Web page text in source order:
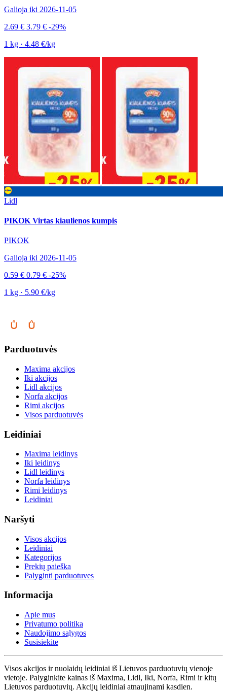
Galioja iki 2026-11-05
2.69 € 3.79 € -29%
1 kg · 4.48 €/kg
Lidl
PIKOK Virtas kiaulienos kumpis
PIKOK
Galioja iki 2026-11-05
0.59 € 0.79 € -25%
1 kg · 5.90 €/kg
Parduotuvės
Maxima akcijos
Iki akcijos
Lidl akcijos
Norfa akcijos
Rimi akcijos
Visos parduotuvės
Leidiniai
Maxima leidinys
Iki leidinys
Lidl leidinys
Norfa leidinys
Rimi leidinys
Leidiniai
Naršyti
Visos akcijos
Leidiniai
Kategorijos
Prekių paieška
Palyginti parduotuves
Informacija
Apie mus
Privatumo politika
Naudojimo sąlygos
Susisiekite
Visos akcijos ir nuolaidų leidiniai iš Lietuvos parduotuvių vienoje
vietoje. Palyginkite kainas iš Maxima, Lidl, Iki, Norfa, Rimi ir kitų
Lietuvos parduotuvių. Akcijų leidiniai atnaujinami kasdien.